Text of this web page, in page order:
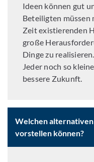
Ideen können gut
Beteiligten müssen
Zeit existierenden
große
Dinge zu
Jeder noch so
bessere Zukunft.
Welchen
vorstellen können?